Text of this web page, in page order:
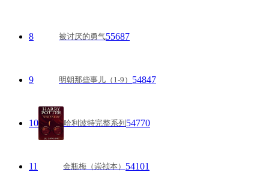
8 被讨厌的勇气55687
9 明朝那些事儿（1-9） 54847
10 哈利波特完整系列 54770
11 金瓶梅（崇祯本） 54101